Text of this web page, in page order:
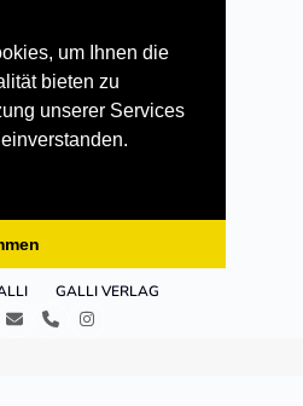
um Ihnen die
bieten zu
unserer Services
GALLI VERLAG
E- TelefonInstagram